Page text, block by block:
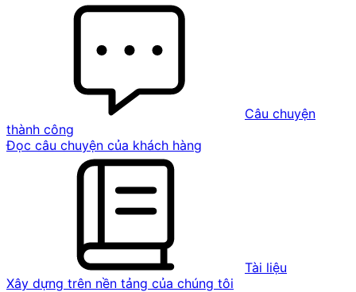
Câu chuyện
thành công
Đọc câu chuyện của khách hàng
Tài liệu
Xây dựng trên nền tảng của chúng tôi